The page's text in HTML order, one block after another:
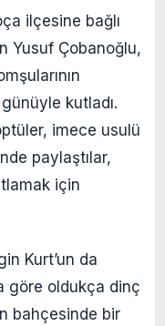
ilçesine bağlı
Yusuf Çobanoğlu,
günüyle kutladı.
imece usulü
paylaştılar,
için
Kurt’un da
göre oldukça dinç
bahçesinde bir